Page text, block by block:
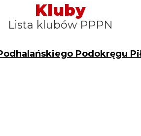
Kluby
Lista klubów PPPN
Podokręgu